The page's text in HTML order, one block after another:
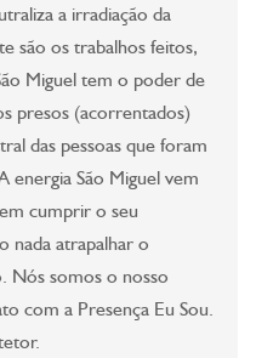
a irradiação da
são os trabalhos feitos,
Miguel tem o poder de
presos (acorrentados)
das pessoas que foram
energia São Miguel vem
cumprir o seu
nada atrapalhar o
Nós somos o nosso
com a Presença Eu Sou.